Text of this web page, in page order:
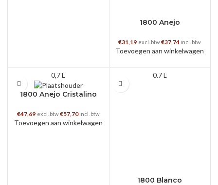
1800 Anejo
€31,19 excl. btw€37,74 incl. btw
Toevoegen aan winkelwagen
0,7 L
1800 Anejo Cristalino
€47,69 excl. btw€57,70incl. btw
Toevoegen aan winkelwagen
0.7 L
1800 Blanco